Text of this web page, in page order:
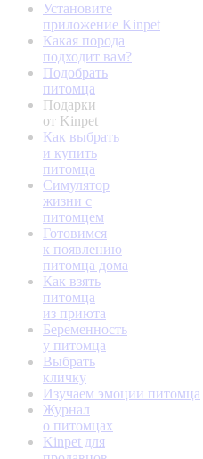
Установите
приложение Kinpet
Какая порода
подходит вам?
Подобрать
питомца
Подарки
от Kinpet
Как выбрать
и купить
питомца
Симулятор
жизни с
питомцем
Готовимся
к появлению
питомца дома
Как взять
питомца
из приюта
Беременность
у питомца
Выбрать
кличку
Изучаем эмоции питомца
Журнал
о питомцах
Kinpet для